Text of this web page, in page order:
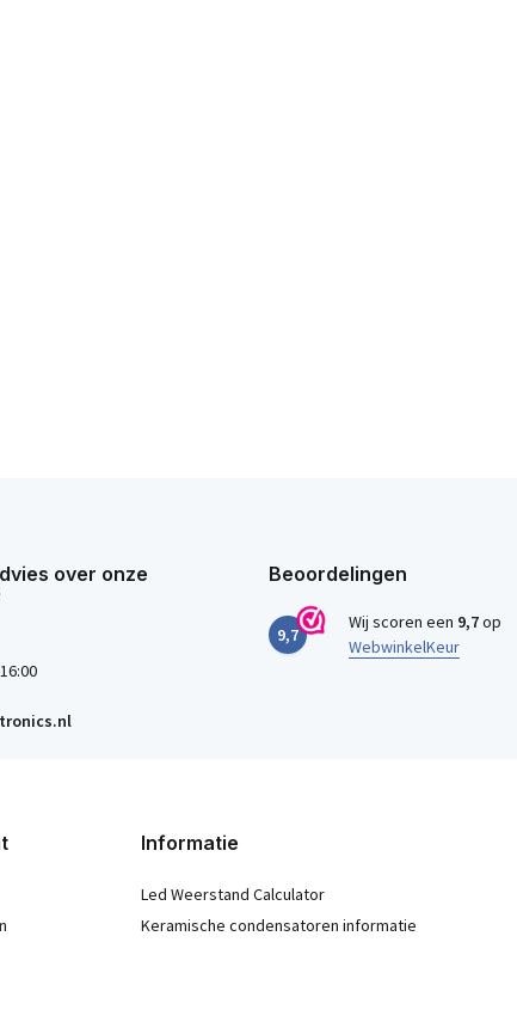
over onze
Beoordelingen
9,7
Wij scoren een 9,7op
WebwinkelKeur
Informatie
Led Weerstand Calculator
Keramische condensatoren informatie